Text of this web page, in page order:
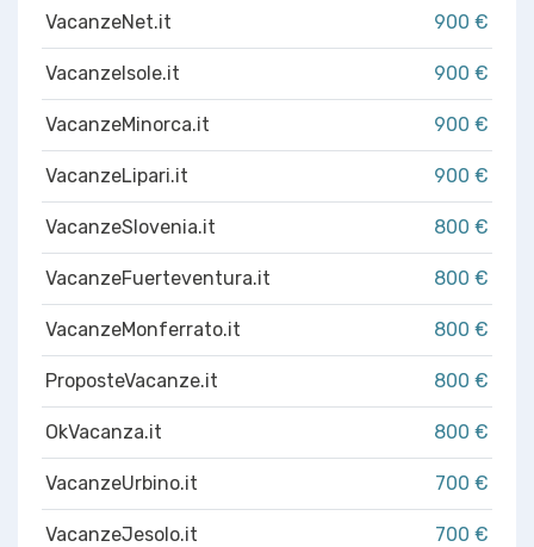
VacanzeNet.it 900 €
VacanzeIsole.it 900 €
VacanzeMinorca.it 900 €
VacanzeLipari.it 900 €
VacanzeSlovenia.it 800 €
VacanzeFuerteventura.it 800 €
VacanzeMonferrato.it 800 €
ProposteVacanze.it 800 €
OkVacanza.it 800 €
VacanzeUrbino.it 700 €
VacanzeJesolo.it 700 €